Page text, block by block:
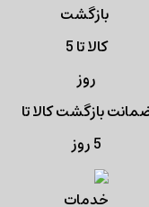
بازگشت کالا تا
5 روز